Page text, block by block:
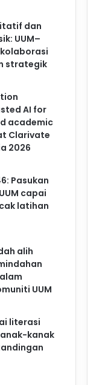
dan
UUM–
strategik
AI for
academic
Clarivate
2026
Pasukan
capai
latihan
alih
UUM
literasi
kanak